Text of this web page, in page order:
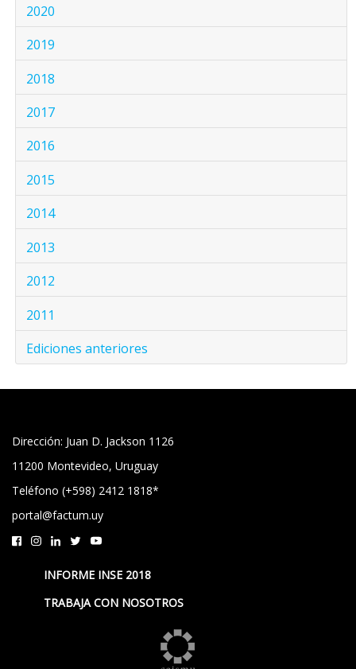
2020
2019
2018
2017
2016
2015
2014
2013
2012
2011
Ediciones anteriores
Dirección: Juan D. Jackson 1126
11200 Montevideo, Uruguay
Teléfono (+598) 2412 1818*
portal@factum.uy
INFORME INSE 2018
TRABAJA CON NOSOTROS